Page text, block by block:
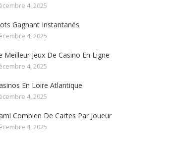
4, 2025
Gagnant Instantanés
4, 2025
Meilleur Jeux De Casino En Ligne
4, 2025
En Loire Atlantique
4, 2025
Combien De Cartes Par Joueur
4, 2025